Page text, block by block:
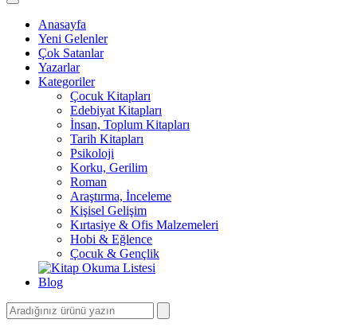
Anasayfa
Yeni Gelenler
Çok Satanlar
Yazarlar
Kategoriler
Çocuk Kitapları
Edebiyat Kitapları
İnsan, Toplum Kitapları
Tarih Kitapları
Psikoloji
Korku, Gerilim
Roman
Araştırma, İnceleme
Kişisel Gelişim
Kırtasiye & Ofis Malzemeleri
Hobi & Eğlence
Çocuk & Gençlik
Blog